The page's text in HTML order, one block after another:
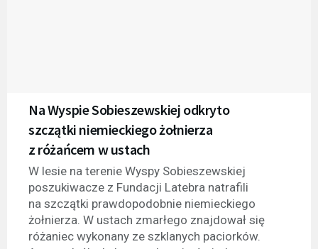
Na Wyspie Sobieszewskiej odkryto
szczątki niemieckiego żołnierza
z różańcem w ustach
W lesie na terenie Wyspy Sobieszewskiej
poszukiwacze z Fundacji Latebra natrafili
na szczątki prawdopodobnie niemieckiego
żołnierza. W ustach zmarłego znajdował się
różaniec wykonany ze szklanych paciorków.